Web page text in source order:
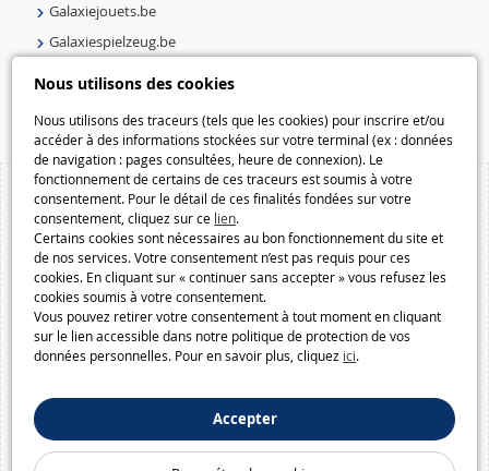
Nous utilisons des cookies
Nous utilisons des traceurs (tels que les cookies) pour inscrire et/ou
accéder à des informations stockées sur votre terminal (ex : données
de navigation : pages consultées, heure de connexion). Le
fonctionnement de certains de ces traceurs est soumis à votre
consentement. Pour le détail de ces finalités fondées sur votre
consentement, cliquez sur ce lien.
Certains cookies sont nécessaires au bon fonctionnement du site et
de nos services. Votre consentement n’est pas requis pour ces
cookies. En cliquant sur « continuer sans accepter » vous refusez les
cookies soumis à votre consentement.
Vous pouvez retirer votre consentement à tout moment en cliquant
sur le lien accessible dans notre politique de protection de vos
données personnelles. Pour en savoir plus, cliquez ici.
Accepter
Galaxiejouets.be
Galaxiespielzeug.be